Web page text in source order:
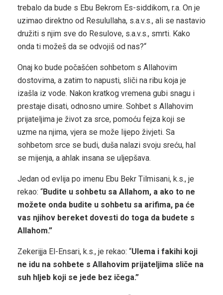
trebalo da bude s Ebu Bekrom Es-siddikom, r.a. On je
uzimao direktno od Resulullaha, s.a.v.s., ali se nastavio
družiti s njim sve do Resulove, s.a.v.s., smrti. Kako
onda ti možeš da se odvojiš od nas?“
Onaj ko bude počašćen sohbetom s Allahovim
dostovima, a zatim to napusti, sliči na ribu koja je
izašla iz vode. Nakon kratkog vremena gubi snagu i
prestaje disati, odnosno umire. Sohbet s Allahovim
prijateljima je život za srce, pomoću fejza koji se
uzme na njima, vjera se može lijepo živjeti. Sa
sohbetom srce se budi, duša nalazi svoju sreću, hal
se mijenja, a ahlak insana se uljepšava.
Jedan od evlija po imenu Ebu Bekr Tilmisani, k.s., je
rekao: “Budite u sohbetu sa Allahom, a ako to ne
možete onda budite u sohbetu sa arifima, pa će
vas njihov bereket dovesti do toga da budete s
Allahom.”
Zekerijja El-Ensari, k.s., je rekao: “Ulema i fakihi koji
ne idu na sohbete s Allahovim prijateljima sliče na
suh hljeb koji se jede bez ičega.”